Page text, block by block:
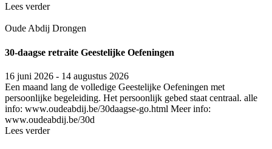
Lees verder
Oude Abdij Drongen
30-daagse retraite Geestelijke Oefeningen
16 juni 2026 - 14 augustus 2026
Een maand lang de volledige Geestelijke Oefeningen met
persoonlijke begeleiding. Het persoonlijk gebed staat centraal. alle
info: www.oudeabdij.be/30daagse-go.html Meer info:
www.oudeabdij.be/30d
Lees verder